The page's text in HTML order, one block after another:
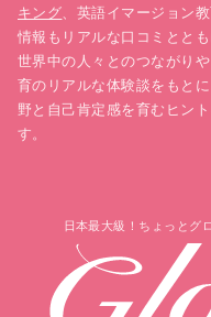
キング、英語イマージョン
情報もリアルな口コミとと
世界中の人々とのつながり
育のリアルな体験談をもと
野と自己肯定感を育むヒン
す。
日本最大級！ちょっとグ